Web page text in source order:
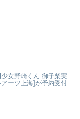
女野崎くん 御子柴実
ーツ上海]が予約受付